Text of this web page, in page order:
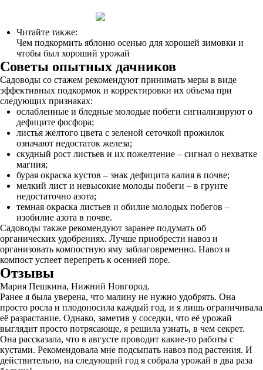
Читайте также:
Чем подкормить яблоню осенью для хорошей зимовки и
чтобы был хороший урожай
Советы опытных дачников
Садоводы со стажем рекомендуют принимать меры в виде
эффективных подкормок и корректировки их объема при
следующих признаках:
ослабленные и бледные молодые побеги сигнализируют о
дефиците фосфора;
листья желтого цвета с зеленой сеточкой прожилок
означают недостаток железа;
скудный рост листьев и их пожелтение – сигнал о нехватке
магния;
бурая окраска кустов – знак дефицита калия в почве;
мелкий лист и невысокие молоды побеги – в грунте
недостаточно азота;
темная окраска листьев и обилие молодых побегов –
изобилие азота в почве.
Садоводы также рекомендуют заранее подумать об
органических удобрениях. Лучше приобрести навоз и
организовать компостную яму заблаговременно. Навоз и
компост успеет перепреть к осенней поре.
Отзывы
Мария Пешкина, Нижний Новгород.
Ранее я была уверена, что малину не нужно удобрять. Она
просто росла и плодоносила каждый год, и я лишь ограничивала
её разрастание. Однако, заметив у соседки, что её урожай
выглядит просто потрясающе, я решила узнать, в чем секрет.
Она рассказала, что в августе проводит какие-то работы с
кустами. Рекомендовала мне подсыпать навоз под растения. И
действительно, на следующий год я собрала урожай в два раза